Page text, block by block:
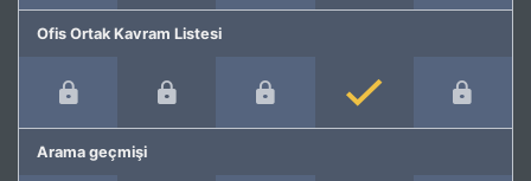
Ofis Ortak Kavram Listesi
Arama geçmişi